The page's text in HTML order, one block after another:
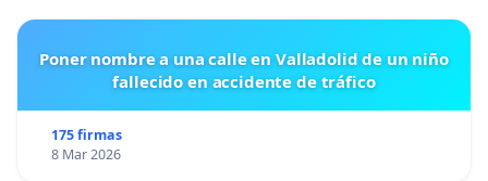
Poner nombre a una calle en Valladolid de un niño
fallecido en accidente de tráfico
175 firmas
8 Mar 2026